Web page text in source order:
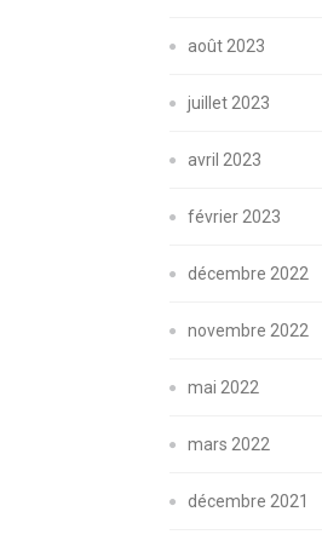
août 2023
juillet 2023
avril 2023
février 2023
décembre 2022
novembre 2022
mai 2022
mars 2022
décembre 2021